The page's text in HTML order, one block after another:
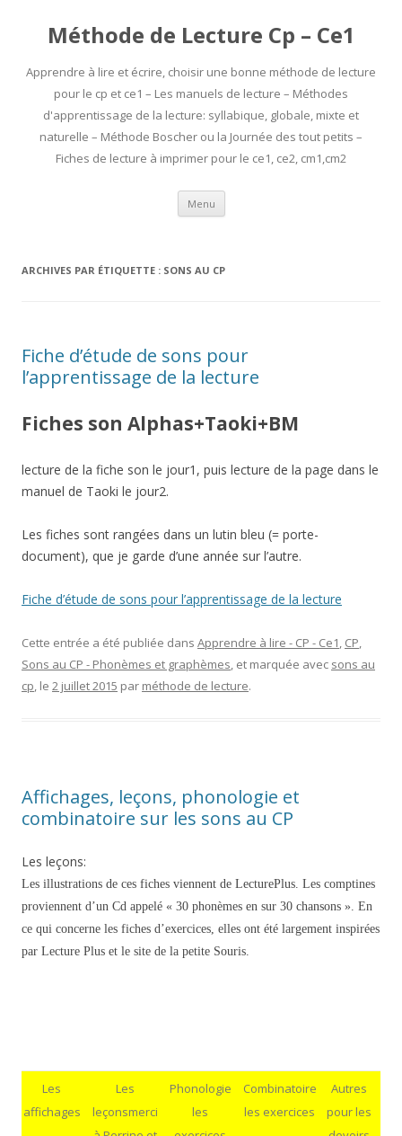
Méthode de Lecture Cp – Ce1
Apprendre à lire et écrire, choisir une bonne méthode de lecture
pour le cp et ce1 – Les manuels de lecture – Méthodes
d'apprentissage de la lecture: syllabique, globale, mixte et
naturelle – Méthode Boscher ou la Journée des tout petits –
Fiches de lecture à imprimer pour le ce1, ce2, cm1,cm2
Menu Aller
contenu
ARCHIVES PAR ÉTIQUETTE : SONS AU CP
Fiche d’étude de sons pour
l’apprentissage de la lecture
Fiches son Alphas+Taoki+BM
lecture de la fiche son le jour1, puis lecture de la page dans le
manuel de Taoki le jour2.
Les fiches sont rangées dans un lutin bleu (= porte-
document), que je garde d’une année sur l’autre.
Fiche d’étude de sons pour l’apprentissage de la lecture
Cette entrée a été publiée dans Apprendre à lire - CP - Ce1, CP,
Sons au CP - Phonèmes et graphèmes, et marquée avec sons au
cp, le 2 juillet 2015 par méthode de lecture.
Affichages, leçons, phonologie et
combinatoire sur les sons au CP
Les leçons:
Les illustrations de ces fiches viennent de LecturePlus. Les comptines
proviennent d’un Cd appelé « 30 phonèmes en sur 30 chansons ». En
ce qui concerne les fiches d’exercices, elles ont été largement inspirées
par Lecture Plus et le site de la petite Souris.
Les
affichages
Les
leçonsmerci
Phonologie
les
Combinatoire
les exercices
Autres
pour les